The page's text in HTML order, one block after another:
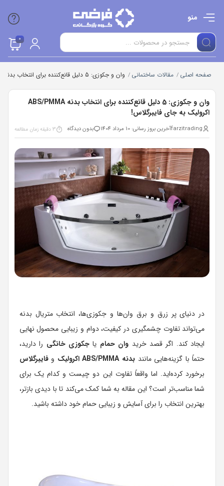
منو
0
صفحه اصلی / مقالات ساختمانی / وان و جکوزی: 5 دلیل قانع‌کننده برای انتخاب بدنه ABS/PMMA اکرولیک به جای فایبرگلاس!
وان و جکوزی: 5 دلیل قانع‌کننده برای انتخاب بدنه ABS/PMMA
اکرولیک به جای فایبرگلاس!
farzitradingآخرین بروز رسانی: 10 مرداد 1404 بدون دیدگاه 3 دقیقه زمان مطالعه
در دنیای پر زرق و برق وان‌ها و جکوزی‌ها، انتخاب متریال بدنه
می‌تواند تفاوت چشمگیری در کیفیت، دوام و زیبایی محصول نهایی
ایجاد کند. اگر قصد خرید وان حمام یاجکوزی خانگی را دارید،
حتماً با گزینه‌هایی مانند بدنه ABS/PMMA اکرولیک وفایبرگلاس
برخورد کرده‌اید. اما واقعاً تفاوت این دو چیست و کدام یک برای
شما مناسب‌تر است؟ این مقاله به شما کمک می‌کند تا با دیدی بازتر،
بهترین انتخاب را برای آسایش و زیبایی حمام خود داشته باشید.